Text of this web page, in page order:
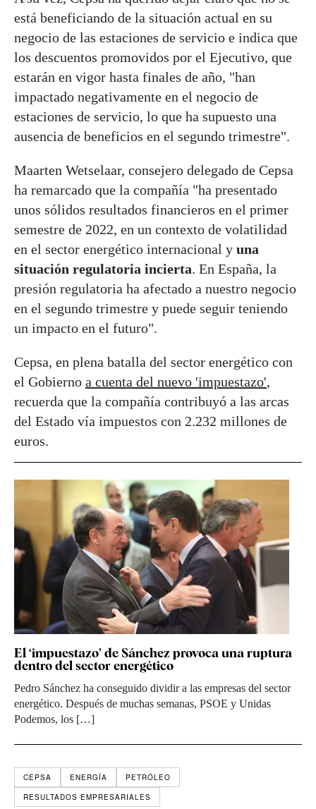
está beneficiando de la situación actual en su
negocio de las estaciones de servicio e indica que
los descuentos promovidos por el Ejecutivo, que
estarán en vigor hasta finales de año, "han
impactado negativamente en el negocio de
estaciones de servicio, lo que ha supuesto una
ausencia de beneficios en el segundo trimestre".
Maarten Wetselaar, consejero delegado de Cepsa
ha remarcado que la compañía "ha presentado
unos sólidos resultados financieros en el primer
semestre de 2022, en un contexto de volatilidad
en el sector energético internacional y una
situación regulatoria incierta. En España, la
presión regulatoria ha afectado a nuestro negocio
en el segundo trimestre y puede seguir teniendo
un impacto en el futuro".
Cepsa, en plena batalla del sector energético con
el Gobierno a cuenta del nuevo 'impuestazo',
recuerda que la compañía contribuyó a las arcas
del Estado vía impuestos con 2.232 millones de
euros.
El ‘impuestazo’ de Sánchez provoca una ruptura
dentro del sector energético
Pedro Sánchez ha conseguido dividir a las empresas del sector
energético. Después de muchas semanas, PSOE y Unidas
Podemos, los […]
CEPSA ENERGÍA
PETRÓLEO
RESULTADOS EMPRESARIALES